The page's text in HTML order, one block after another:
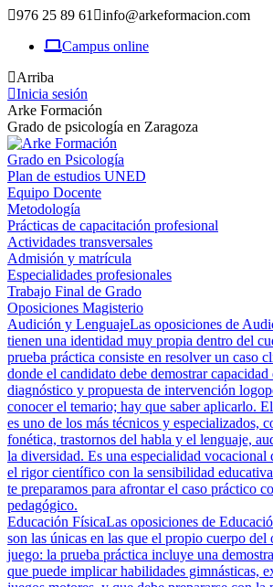
976 25 89 61
info@arkeformacion.com
Campus online
Arriba
Inicia sesión
Arke Formación
Grado de psicología en Zaragoza
Grado en Psicología
Plan de estudios UNED
Equipo Docente
Metodología
Prácticas de capacitación profesional
Actividades transversales
Admisión y matrícula
Especialidades profesionales
Trabajo Final de Grado
Oposiciones Magisterio
Audición y LenguajeLas oposiciones de
tienen una identidad muy propia dentro del
prueba práctica consiste en resolver un caso
donde el candidato debe demostrar
diagnóstico y propuesta de intervención
conocer el temario; hay que saber aplicarlo.
es uno de los más técnicos y especializados,
fonética, trastornos del habla y el lenguaje,
la diversidad. Es una especialidad vocacional
el rigor científico con la sensibilidad
te preparamos para afrontar el caso práctico
pedagógico.
Educación FísicaLas oposiciones de
son las únicas en las que el propio cuerpo del
juego: la prueba práctica incluye una
que puede implicar habilidades gimnásticas,